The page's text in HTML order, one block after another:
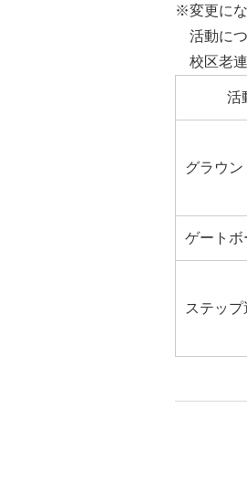
※変更にな
活動につ
校区老連
活
グラウン
ゲートボ
ステップ